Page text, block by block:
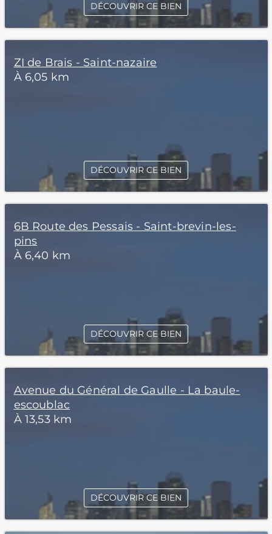
DÉCOUVRIR CE BIEN
ZI de Brais - Saint-nazaire
À 6,05 km
DÉCOUVRIR CE BIEN
6B Route des Pessais - Saint-brevin-les-
pins
À 6,40 km
DÉCOUVRIR CE BIEN
Avenue du Général de Gaulle - La baule-
escoublac
À 13,53 km
DÉCOUVRIR CE BIEN